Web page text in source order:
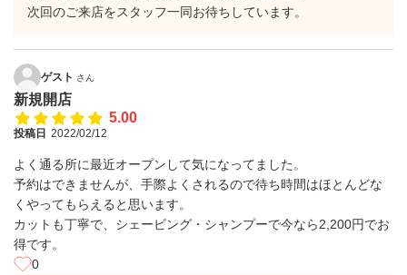
次回のご来店をスタッフ一同お待ちしています。
ゲスト さん
新規開店
5.00
投稿日 2022/02/12
よく通る所に最近オープンして気になってました。
予約はできませんが、手際よくされるので待ち時間はほとんどな
くやってもらえると思います。
カットも丁寧で、シェービング・シャンプーで今なら2,200円でお
得です。
0